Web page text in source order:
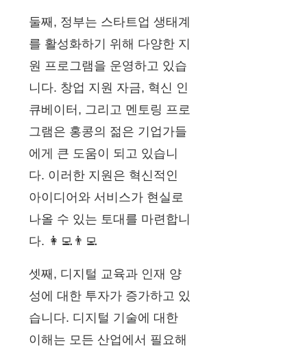
둘째, 정부는 스타트업 생태계
를 활성화하기 위해 다양한 지
원 프로그램을 운영하고 있습
니다. 창업 지원 자금, 혁신 인
큐베이터, 그리고 멘토링 프로
그램은 홍콩의 젊은 기업가들
에게 큰 도움이 되고 있습니
다. 이러한 지원은 혁신적인
아이디어와 서비스가 현실로
나올 수 있는 토대를 마련합니
다. 👩‍💻👨‍💻
셋째, 디지털 교육과 인재 양
성에 대한 투자가 증가하고 있
습니다. 디지털 기술에 대한
이해는 모든 산업에서 필요해